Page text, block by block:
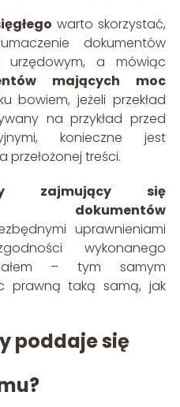
warto skorzystać,
dokumentów
urzędowym, a mówiąc
mających moc
bowiem, jeżeli przekład
na przykład przed
konieczne jest
przełożonej treści.
zajmujący się
dokumentów
uprawnieniami
wykonanego
– tym samym
prawną taką samą, jak
poddaje się